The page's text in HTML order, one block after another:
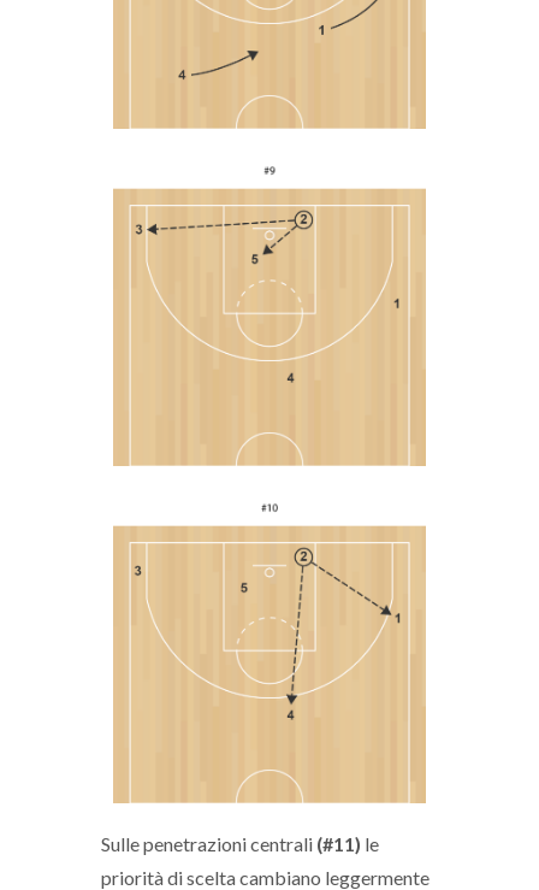
Sulle penetrazioni centrali (#11) le
priorità di scelta cambiano leggermente